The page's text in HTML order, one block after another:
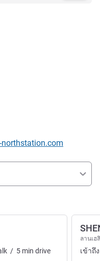
northstation.com
/ 5 min drive
ลานเฮ
เข้าถึ